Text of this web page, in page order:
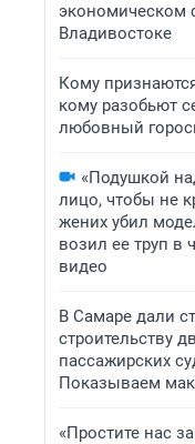
экономическом
Владивостоке
Кому
кому разобьют
любовный
«Подушкой
лицо, чтобы не
жених убил
возил ее труп в
видео
В Самаре дали
строительству
пассажирских
Показываем
«Простите нас